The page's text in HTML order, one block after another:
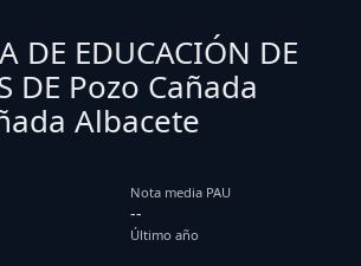
DE EDUCACIÓN DE
DE Pozo Cañada
Albacete
Nota media PAU
--
Último año